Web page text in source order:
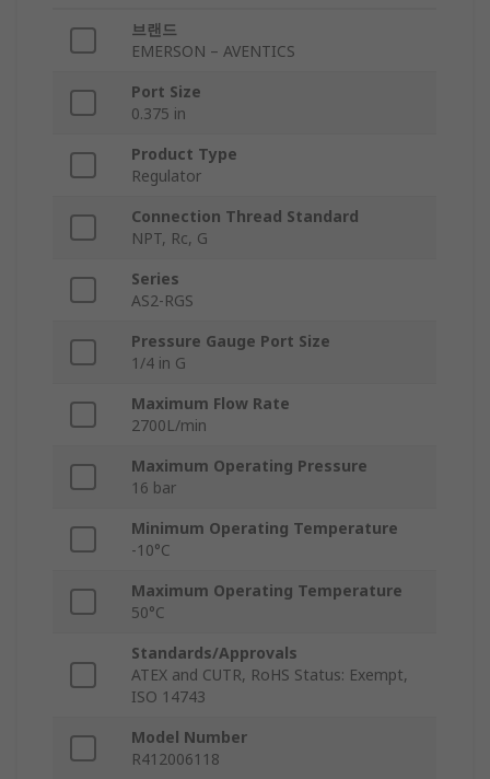
브랜드
EMERSON – AVENTICS
Port Size
0.375 in
Product Type
Regulator
Connection Thread Standard
NPT, Rc, G
Series
AS2-RGS
Pressure Gauge Port Size
1/4 in G
Maximum Flow Rate
2700L/min
Maximum Operating Pressure
16 bar
Minimum Operating Temperature
-10°C
Maximum Operating Temperature
50°C
Standards/Approvals
ATEX and CUTR, RoHS Status: Exempt,
ISO 14743
Model Number
R412006118